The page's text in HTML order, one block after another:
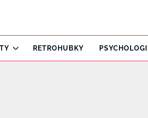
RETROHUBKY